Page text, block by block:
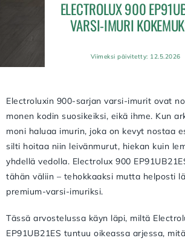
ELECTROLUX 900
VARSI-IMURI
Viimeksi päivitetty: 12.5.2026
Electroluxin 900-sarjan varsi-imurit ovat
monen kodin suosikeiksi, eikä ihme. Kun
moni haluaa imurin, joka on kevyt nostaa
silti hoitaa niin leivänmurut, hiekan kuin
yhdellä vedolla. Electrolux 900
tähän väliin – tehokkaaksi mutta helposti
premium-varsi-imuriksi.
Tässä arvostelussa käyn läpi, miltä
EP91UB21ES tuntuu oikeassa arjessa,